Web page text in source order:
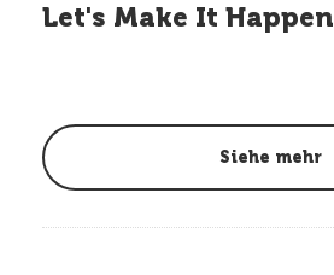
Let's Make It Happen
Siehe mehr